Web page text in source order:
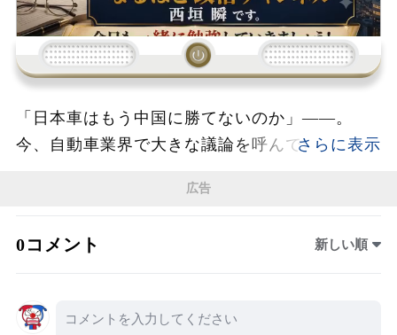
「日本車はもう中国に勝てないのか」――。
今、自動車業界で大きな議論を呼んでいるの
略だ。専門家による討論では、中国が国家規模
まり、日本企業がこれまで誇ってきた「高品
可能性が指摘された。特に衝撃を与えたのが、
全固体電池の登場だ。2027年から2028年にかけ
広告
0コメント 新しい順